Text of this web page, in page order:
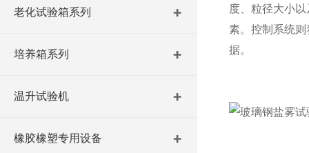
老化试验箱系列
培养箱系列
温升试验机
橡胶橡塑专用设备
度、粒径大小
素。控制系统
据。